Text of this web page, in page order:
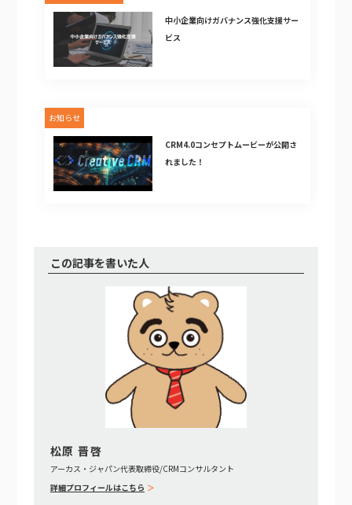
中小企業向けガバナンス強化支援サー
ビス
お知らせ
CRM4.0コンセプトムービーが公開さ
れました！
この記事を書いた人
松原 晋啓
アーカス・ジャパン代表取締役/CRMコンサルタント
詳細プロフィールはこちら